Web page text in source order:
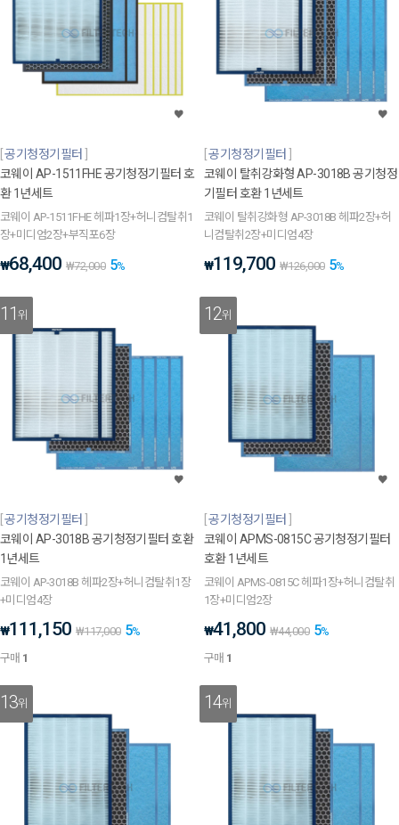
공기청정기필터
코웨이 AP-1511FHE 공기청정기필터 호
환 1년세트
코웨이 AP-1511FHE 헤파1장+허니컴탈취1
장+미디엄2장+부직포6장
₩68,400 ₩72,000 5%
공기청정기필터
코웨이 탈취강화형 AP-3018B 공기청정
기필터 호환 1년세트
코웨이 탈취강화형 AP-3018B 헤파2장+허
니컴탈취2장+미디엄4장
₩119,700 ₩126,000 5%
11위
공기청정기필터
코웨이 AP-3018B 공기청정기필터 호환
1년세트
코웨이 AP-3018B 헤파2장+허니컴탈취1장
+미디엄4장
₩111,150 ₩117,000 5%
구매 1
12위
공기청정기필터
코웨이 APMS-0815C 공기청정기필터
호환 1년세트
코웨이 APMS-0815C 헤파1장+허니컴탈취
1장+미디엄2장
₩41,800 ₩44,000 5%
구매 1
13위 14위